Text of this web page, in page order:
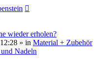
wieder erholen?
» in Material + Zubehör
Nadeln